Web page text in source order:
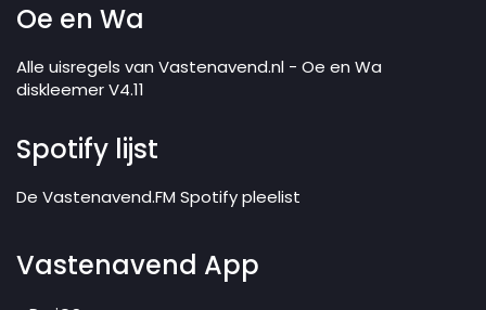
Oe en Wa
Alle uisregels van Vastenavend.nl - Oe en Wa
diskleemer V4.11
Spotify lijst
De Vastenavend.FM Spotify pleelist
Vastenavend App